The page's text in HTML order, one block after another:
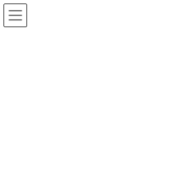
コ
ン
テ
ナ
ビ
ゲ